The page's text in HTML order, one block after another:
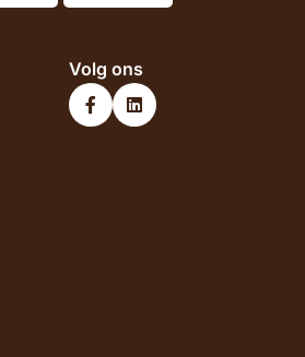
Volg ons